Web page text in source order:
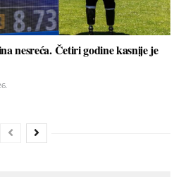
nesreća. Četiri godine kasnije je